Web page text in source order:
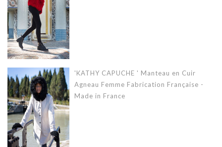
'KATHY CAPUCHE ' Manteau en Cuir
Agneau Femme Fabrication Française -
Made in France